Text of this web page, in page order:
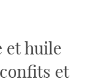
et huile
et